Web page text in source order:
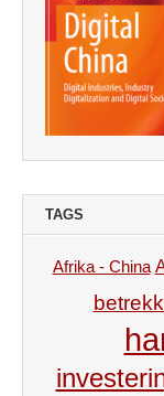
TAGS
Afrika - China